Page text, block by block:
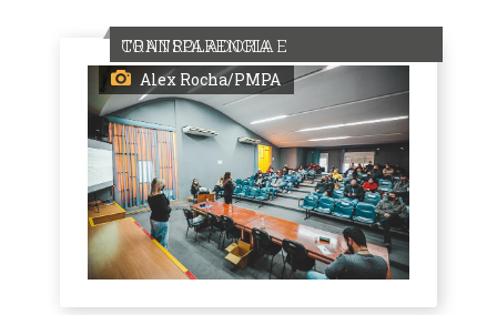
TRANSPARENCIA E CONTROLADORIA
Alex Rocha/PMPA